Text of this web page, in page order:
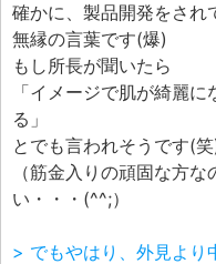
確かに、製品開発をされ
無縁の言葉です(爆)
もし所長が聞いたら
「イメージで肌が綺麗
る」
とでも言われそうです(笑
（筋金入りの頑固な方
い・・・(^^;）
> でもやはり、外見より